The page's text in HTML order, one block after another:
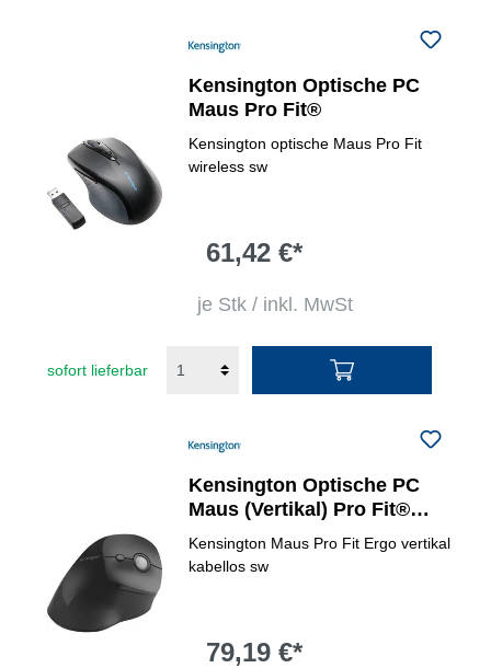
Kensington Optische PC
Maus Pro Fit®
Kensington optische Maus Pro Fit
wireless sw
61,42 €*
je Stk / inkl. MwSt
sofort lieferbar
Kensington Optische PC
Maus (Vertikal) Pro Fit®
Ergo ergonomisch
Kensington Maus Pro Fit Ergo vertikal
kabellos sw
79,19 €*